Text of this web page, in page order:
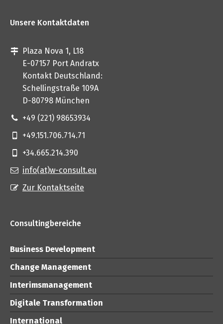
Unsere Kontaktdaten
Plaza Nova 1, L18
E-07157 Port Andratx
Kontakt Deutschland:
Schellingstraße 109A
D-80798 München
+49 (221) 98653934
+49.151.706.714.71
+34.665.214.390
info(at)w-consult.eu
Zur Kontaktseite
Consultingbereiche
Business Development
Change Management
Interimsmanagement
Digitale Transformation
International